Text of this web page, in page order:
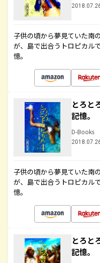
子供の頃から夢見ていた南
が、島で出合うトロピカル
憶。
とろと
記憶
D-Books
子供の頃から夢見ていた南
が、島で出合うトロピカル
憶。
とろと
記憶